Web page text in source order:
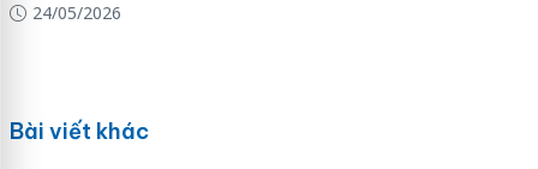
24/05/2026
Bài viết khác